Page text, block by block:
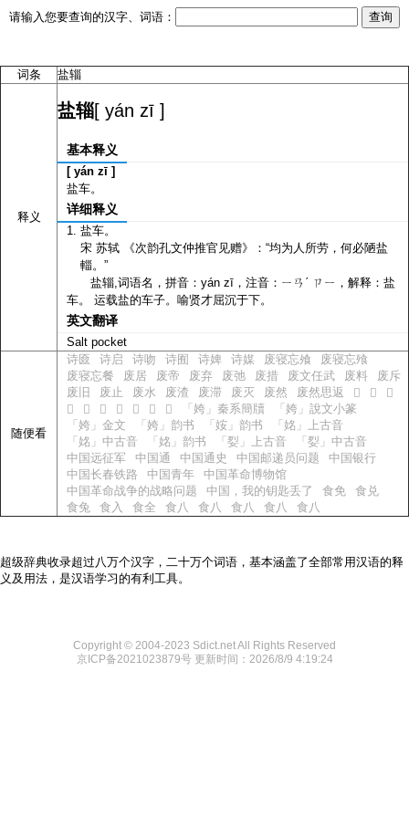
请输入您要查询的汉字、词语：
词条 盐辎
释义
盐辎[ yán zī ]
基本释义
[ yán zī ]
盐车。
详细释义
盐车。
宋 苏轼 《次韵孔文仲推官见赠》：“均为人所劳，何必陋盐
輜。”
盐辎,词语名，拼音：yán zī，注音：ㄧㄢˊ ㄗㄧ，解释：盐
车。 运载盐的车子。喻贤才屈沉于下。
英文翻译
Salt pocket
随便看
诗匳 诗启 诗吻 诗囿 诗婢 诗媒 废寝忘飧
废寝忘飱
废寝忘餐
废居 废帝 废弃 废弛 废措 废文任武 废料
废斥
废旧
废止 废水 废渣 废滞 废灭 废然 废然思返 𬂿 𬃀
𬃁
𬃂
𬃃 𬃄 𬃆 𬃇 𬃈 𬃉 「姱」秦系簡牘
「姱」說文小篆
「姱」金文
「姱」韵书 「姲」韵书
「姳」上古音
「姳」中古音
「姳」韵书 「姴」上古音
「姴」中古音
中国远征军
中国通 中国通史 中国邮递员问题
中国银行
中国长春铁路
中国青年
中国革命博物馆
中国革命战争的战略问题
中国，我的钥匙丢了 食免
食兑
食兔
食入 食全 食八 食八 食八 食八 食八
超级辞典收录超过八万个汉字，二十万个词语，基本涵盖了全部常用汉语的释
义及用法，是汉语学习的有利工具。
Copyright © 2004-2023 Sdict.net All Rights Reserved
京ICP备2021023879号更新时间：2026/8/9 4:19:24